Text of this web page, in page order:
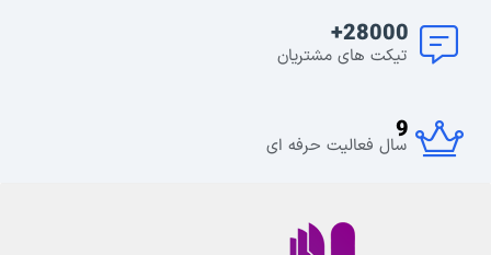
28000+
تیکت های مشتریان
9
سال فعالیت حرفه ای